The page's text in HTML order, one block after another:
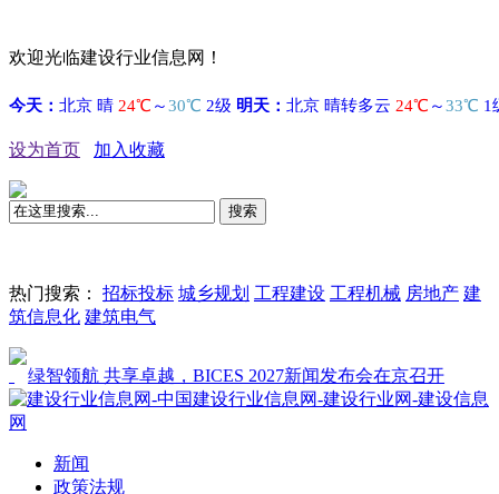
欢迎光临建设行业信息网！
设为首页 加入收藏
搜索
热门搜索： 招标投标 城乡规划 工程建设 工程机械 房地产 建
筑信息化 建筑电气
智领航 共享卓越，BICES 2027新闻发布会在京召开
新闻
政策法规